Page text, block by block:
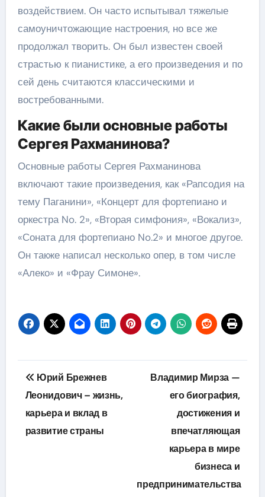
воздействием. Он часто испытывал тяжелые
самоуничтожающие настроения, но все же
продолжал творить. Он был известен своей
страстью к пианистике, а его произведения и по
сей день считаются классическими и
востребованными.
Какие были основные работы
Сергея Рахманинова?
Основные работы Сергея Рахманинова
включают такие произведения, как «Рапсодия на
тему Паганини», «Концерт для фортепиано и
оркестра No. 2», «Вторая симфония», «Вокализ»,
«Соната для фортепиано No.2» и многое другое.
Он также написал несколько опер, в том числе
«Алеко» и «Фрау Симоне».
Навигация
по
записям
Юрий Брежнев
Леонидович – жизнь,
карьера и вклад в
развитие страны
Владимир Мирза —
его биография,
достижения и
впечатляющая
карьера в мире
бизнеса и
предпринимательства